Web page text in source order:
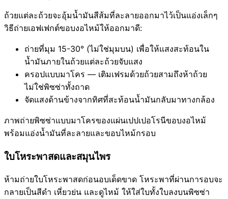
ถ้วยแต่ละถ้วยจะอุ้มน้ำมันสีส้มที่ละลายออกมาไว้เป็นแอ่งเล็กๆ
วิธีถ่ายเอฟเฟกต์ขอบงอไหม้ให้ออกมาดี:
ถ่ายที่มุม 15-30° (ไม่ใช่มุมบน) เพื่อให้แสงสะท้อนใน
น้ำมันภายในถ้วยแต่ละถ้วยจับแสง
ครอปแบบมาโคร — เติมเฟรมด้วยถ้วยสามถึงห้าถ้วย
ไม่ใช่พิซซ่าทั้งถาด
จัดแสงด้านข้างจากทิศที่สะท้อนน้ำมันกลับมาทางกล้อง
ภาพถ่ายพิซซ่าแบบมาโครของแผ่นเปปเปอโรนีขอบงอไหม้
พร้อมแอ่งน้ำมันที่ละลายและขอบไหม้กรอบ
ใบโหระพาสดและสมุนไพร
ห้ามถ่ายใบโหระพาสดก่อนอบเด็ดขาด โหระพาที่ผ่านการอบจะ
กลายเป็นสีดำ เหี่ยวย่น และดูไหม้ ให้ใส่ใบทั้งใบลงบนพิซซ่า